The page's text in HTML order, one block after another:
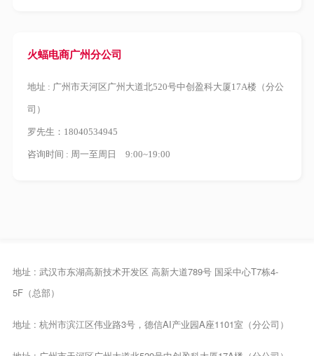
火蝠电商广州分公司
地址 : 广州市天河区广州大道北520号中创盈科大厦17A楼（分公
司）
罗先生：18040534945
咨询时间 : 周一至周日 9:00~19:00
地址 : 武汉市东湖高新技术开发区 高新大道789号 国采中心T7栋4-
5F（总部）
地址 : 杭州市滨江区伟业路3号，德信AI产业园A座1101室（分公司）